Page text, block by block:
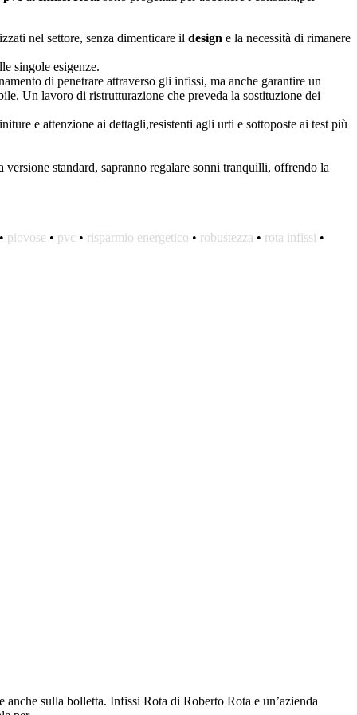
nel settore, senza dimenticare il design e la necessità di rimanere
singole esigenze.
di penetrare attraverso gli infissi, ma anche garantire un
Un lavoro di ristrutturazione che preveda la sostituzione dei
e attenzione ai dettagli,resistenti agli urti e sottoposte ai test più
standard, sapranno regalare sonni tranquilli, offrendo la
piovose • pvc • risparmio energetico • robustezza • rota infissi •
sulla bolletta. Infissi Rota di Roberto Rota e un’azienda